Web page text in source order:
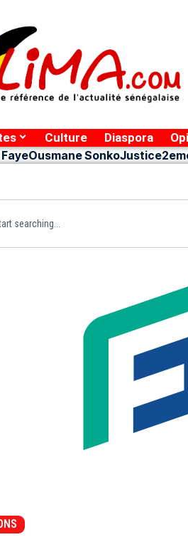
Culture Diaspora
Ousmane SonkoJustice